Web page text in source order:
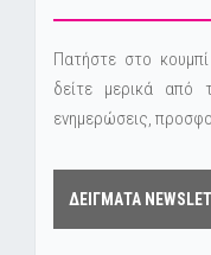
Πατήστε στο
δείτε μερικά
ενημερώσεις,
ΔΕΙΓΜΑΤΑ